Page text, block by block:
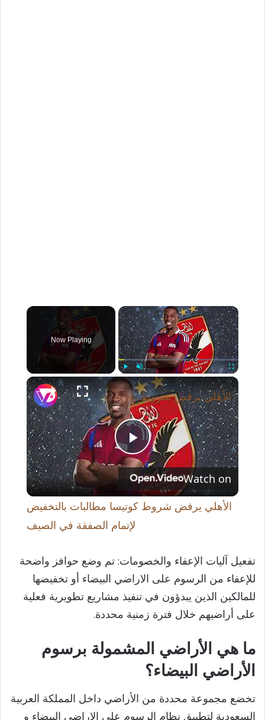
×
Play Unmute Fullscreen
Now Playing
×
P
l
a
y
V
e
الأهلي يرفض شروط كوتيسا مطالبات بالتخفيض لإتمام الصفقة في الصيف
Watch on
الأهلي يرفض شروط كوتيسا مطالبات بالتخفيض
لإتمام الصفقة في الصيف
تفعيل آليات الإعفاء والخصومات: تم وضع حوافز واضحة
للإعفاء من الرسوم على الاراضي البيضاء أو تخفيضها
للمالكين الذين يبدؤون في تنفيذ مشاريع تطويرية فعلية
على أراضيهم خلال فترة زمنية محددة.
ما هي الأراضي المشمولة برسوم
الأراضي البيضاء؟
تخضع مجموعة محددة من الأراضي داخل المملكة العربية
السعودية لتطبيق نظام الرسوم على الاراضي البيضاء و